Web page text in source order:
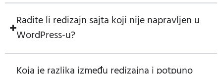
Radite li redizajn sajta koji nije napravljen u
WordPress-u?